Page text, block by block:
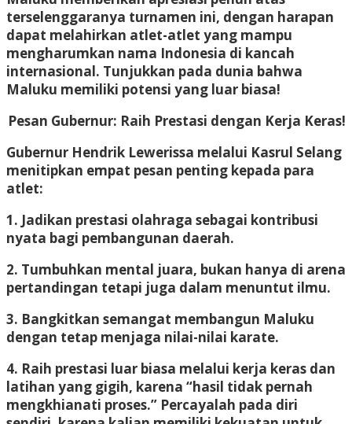
terselenggaranya turnamen ini, dengan harapan
dapat melahirkan atlet-atlet yang mampu
mengharumkan nama Indonesia di kancah
internasional. Tunjukkan pada dunia bahwa
Maluku memiliki potensi yang luar biasa!
Pesan Gubernur: Raih Prestasi dengan Kerja Keras!
Gubernur Hendrik Lewerissa melalui Kasrul Selang
menitipkan empat pesan penting kepada para
atlet:
1. Jadikan prestasi olahraga sebagai kontribusi
nyata bagi pembangunan daerah.
2. Tumbuhkan mental juara, bukan hanya di arena
pertandingan tetapi juga dalam menuntut ilmu.
3. Bangkitkan semangat membangun Maluku
dengan tetap menjaga nilai-nilai karate.
4. Raih prestasi luar biasa melalui kerja keras dan
latihan yang gigih, karena “hasil tidak pernah
mengkhianati proses.” Percayalah pada diri